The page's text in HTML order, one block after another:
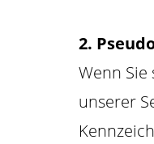
2.
Wenn
unserer